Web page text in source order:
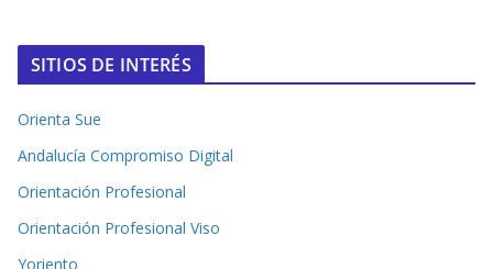
SITIOS DE INTERÉS
Orienta Sue
Andalucía Compromiso Digital
Orientación Profesional
Orientación Profesional Viso
Yoriento